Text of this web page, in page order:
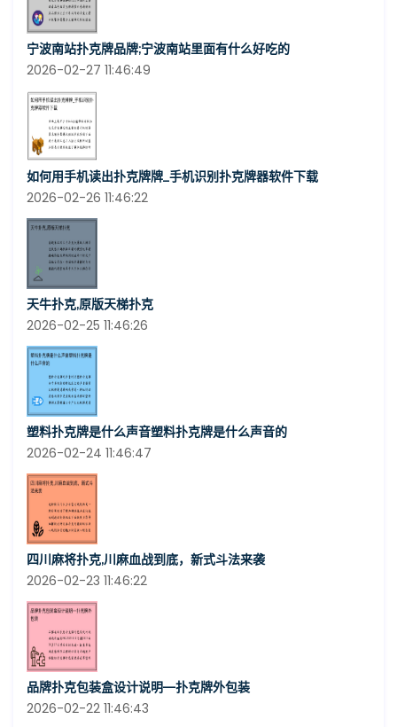
宁波南站扑克牌品牌;宁波南站里面有什么好吃的
2026-02-27 11:46:49
如何用手机读出扑克牌牌_手机识别扑克牌器软件下载
2026-02-26 11:46:22
天牛扑克,原版天梯扑克
2026-02-25 11:46:26
塑料扑克牌是什么声音塑料扑克牌是什么声音的
2026-02-24 11:46:47
四川麻将扑克,川麻血战到底，新式斗法来袭
2026-02-23 11:46:22
品牌扑克包装盒设计说明—扑克牌外包装
2026-02-22 11:46:43